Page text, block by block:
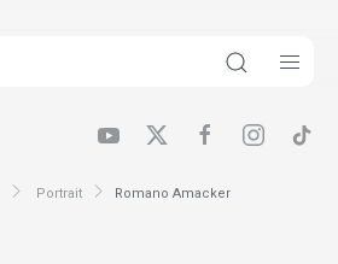
Portrait Romano Amacker